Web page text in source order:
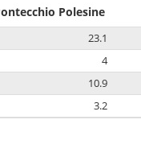
Polesine
23.1
4
10.9
3.2